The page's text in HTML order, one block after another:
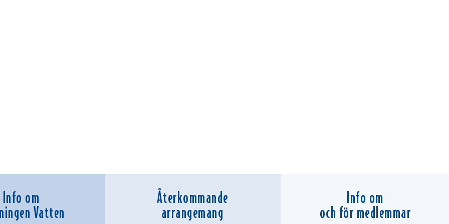
Info om
Vatten
Återkommande
arrangemang
Info om
och för medlemmar